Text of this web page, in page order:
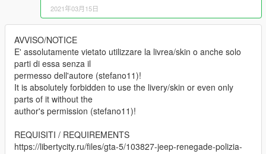
2021年03月15日
AVVISO/NOTICE
E' assolutamente vietato utilizzare la livrea/skin o anche solo
parti di essa senza il
permesso dell'autore (stefano11)!
It is absolutely forbidden to use the livery/skin or even only
parts of it without the
author's permission (stefano11)!
REQUISITI / REQUIREMENTS
https://libertycity.ru/files/gta-5/103827-jeep-renegade-polizia-